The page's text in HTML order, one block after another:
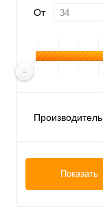
От
Производитель
Показать